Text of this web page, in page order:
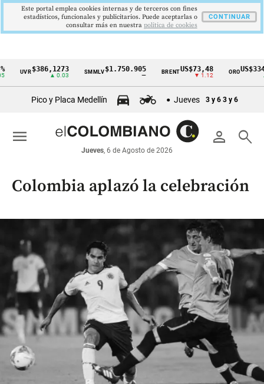
Cintillo
económicos
Colombia
$386,1273
▲ 0.03
SMMLV $1.750.905 BRENT US$73,48
▼ 1.12
OROUS$3342,60
▲ 8.20
Pico y Placa Medellín Jueves 3 y 6 3 y 6
person search
Jueves, 6 de Agosto de 2026
menu
Colombia aplazó la celebración
Este portal emplea cookies internas y de terceros con fines
estadísticos, funcionales y publicitarios. Puede aceptarlas o
consultar más en nuestra politica de cookies
CONTINUAR